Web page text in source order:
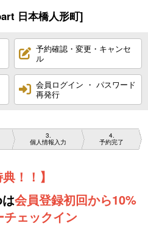
日本橋人形町]
予約確認・変更・キャンセ
ル
会員ログイン ・ パスワード
再発行
3
個人情報入力
4
予約完了
！！】
会員登録初回から10%
ェックイン